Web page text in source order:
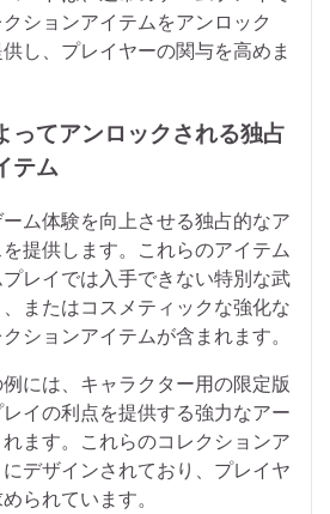
ションアイテムをアンロック
し、プレイヤーの関与を高めま
ってアンロックされる独占
テム
ム体験を向上させる独占的なア
提供します。これらのアイテム
レイでは入手できない特別な武
またはコスメティックな強化な
ションアイテムが含まれます。
には、キャラクター用の限定版
イの利点を提供する強力なアー
ます。これらのコレクションア
デザインされており、プレイヤ
られています。